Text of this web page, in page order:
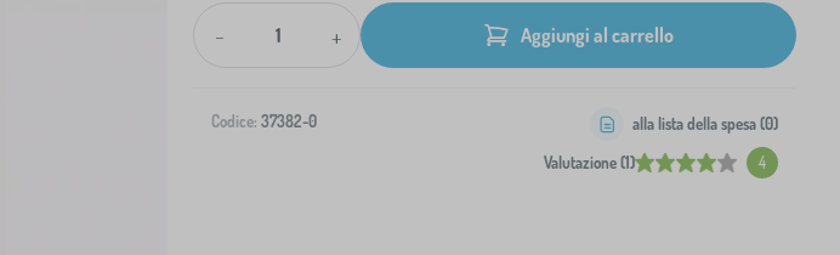
- + Aggiungi al carrello
Codice: 37382-0
Valutazione (1) 4
alla lista della spesa (0)